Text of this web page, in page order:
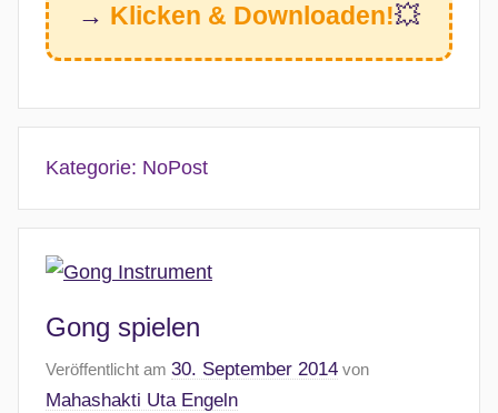
→ Klicken & Downloaden!💥
Kategorie: NoPost
Gong spielen
Veröffentlicht am 30. September 2014 von
Mahashakti Uta Engeln